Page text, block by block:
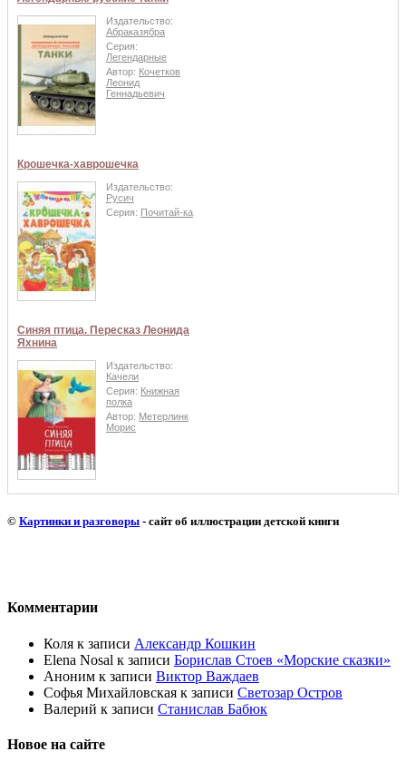
Издательство:
Абраказябра
Серия:
Легендарные
Автор: Кочетков
Леонид
Геннадьевич
Крошечка-хаврошечка
Издательство:
Русич
Серия: Почитай-ка
Синяя птица. Пересказ Леонида
Яхнина
Издательство:
Качели
Серия: Книжная
полка
Автор: Метерлинк
Морис
© Картинки и разговоры - сайт об иллюстрации детской книги
Комментарии
Коля к записи Александр Кошкин
Elena Nosal к записи Борислав Стоев «Морские сказки»
Аноним к записи Виктор Важдаев
Софья Михайловская к записи Светозар Остров
Валерий к записи Станислав Бабюк
Новое на сайте